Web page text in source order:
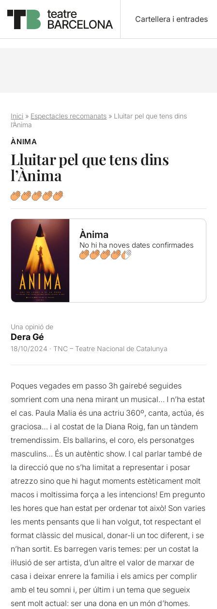
Cartellera i entrades
Inici » Espectacles recomanats » Lluitar pel que tens dins
l’Ànima
ÀNIMA
Lluitar pel que tens dins
l’Ànima
Ànima
No hi ha noves dates confirmades
Una opinió de
Dera Gé
18/10/2024 · TNC – Teatre Nacional de Catalunya
Poques vegades em passo 3h gairebé seguides
somrient com una nena mirant un musical… I n’ha estat
el cas. Paula Malia és una actriu 360º, canta, actúa, és
graciosa… i al costat de la Diana Roig, fan un tàndem
tremendissim. Els ballarins, el coro, els personatges
masculins… És un autèntic show. I cal parlar també de
la direcció que no s’ha limitat a representar i posar
atrezzo sino que hi hagut moments estèticament molt
macos i moltissima força a les intencions! Em pregunto
les hores que han estat per ordenar tot això! Son varies
les ments pensants que li han volgut, tot respectant el
format clàssic del musical, donar-li un toc diferent, i se
n’han sortit. Es barregen varis temes: per un costat la
il·lusió de ser artista, d’un altre el valor de marxar de
casa i deixar enrere la familia i els amics per complir
amb el teu somni i, per últim i un tema que segueix
sent molt actual: ser una dona en un món d’homes.